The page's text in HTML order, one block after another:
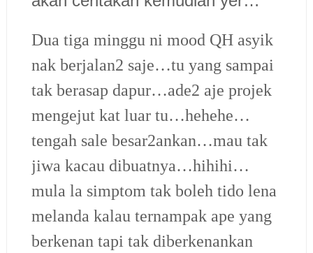
Dua tiga minggu ni mood QH asyik
nak berjalan2 saje…tu yang sampai
tak berasap dapur…ade2 aje projek
mengejut kat luar tu…hehehe…
tengah sale besar2ankan…mau tak
jiwa kacau dibuatnya…hihihi…
mula la simptom tak boleh tido lena
melanda kalau ternampak ape yang
berkenan tapi tak diberkenankan